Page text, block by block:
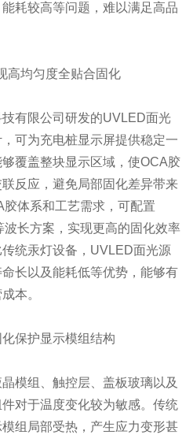
耗较高等问题，难以满足高品
高均匀度全贴合固化
有限公司研发的UVLED面光
可为充电桩显示屏提供稳定一
覆盖整块显示区域，使OCA胶
反应，避免局部固化差异带来
体系和工艺需求，可配置
长方案，实现更高的固化效率
统汞灯设备，UVLED面光源
长以及能耗低等优势，能够有
本。
保护显示模组结构
组、触控层、盖板玻璃以及
对于温度变化较为敏感。传统
组局部受热，产生应力变形甚